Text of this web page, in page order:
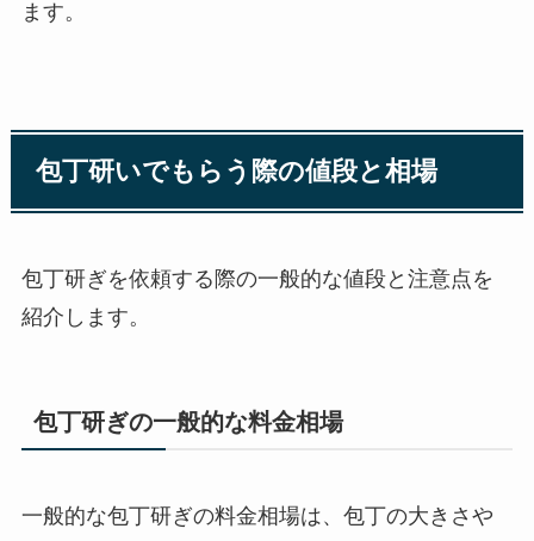
ます。
包丁研いでもらう際の値段と相場
包丁研ぎを依頼する際の一般的な値段と注意点を
紹介します。
包丁研ぎの一般的な料金相場
一般的な包丁研ぎの料金相場は、包丁の大きさや